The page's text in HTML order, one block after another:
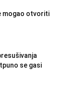
mogao otvoriti
se gasi